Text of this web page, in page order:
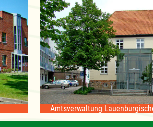
Amtsverwaltung